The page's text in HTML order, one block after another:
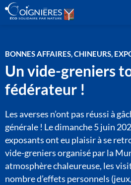
BONNES AFFAIRES, CHINEURS,
Un vide-greniers
fédérateur !
Les averses n’ont pas réussi à
générale ! Le dimanche 5 juin
exposants ont eu plaisir à se
vide-greniers organisé par la
atmosphère chaleureuse, les
nombre d’effets personnels